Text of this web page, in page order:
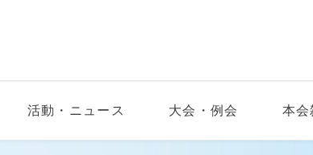
活動・ニュース 大会・例会 本会